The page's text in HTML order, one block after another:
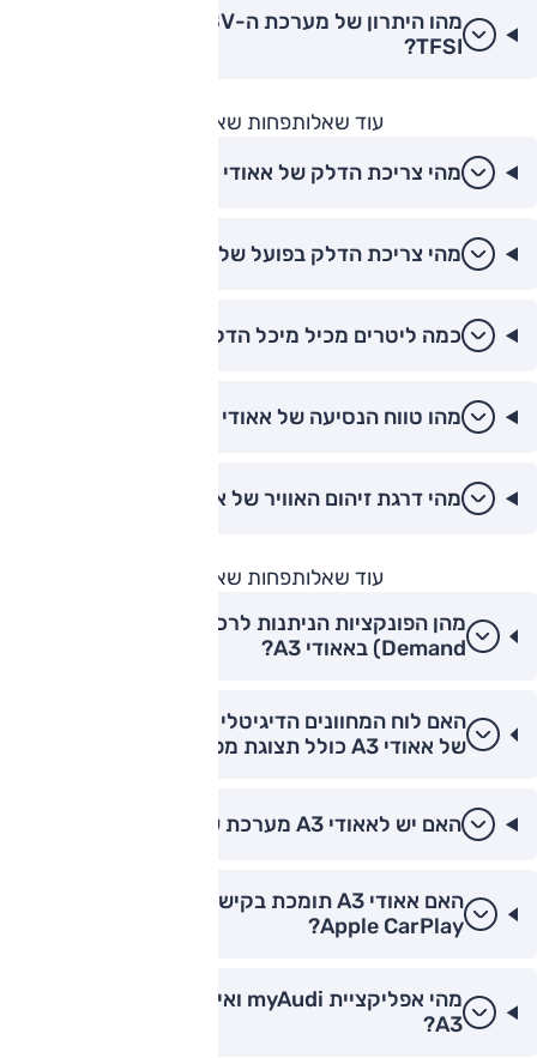
TFSI?
עוד שאלותפחות שאלות
מהי צריכת הדלק של אאודי A3?
מהי צריכת הדלק בפועל של אאודי A3?
כמה ליטרים מכיל מיכל הדלק של אאודי A3?
מהו טווח הנסיעה של אאודי A3 עם מיכל מלא?
מהי דרגת זיהום האוויר של אאודי A3?
עוד שאלותפחות שאלות
Demand) באאודי A3?
של אאודי A3 כולל תצוגת מפות?
האם יש לאאודי A3 מערכת שמע של Sonos?
האם אאודי A3 תומכת בקישוריות אלחוטית ל-
Apple CarPlay?
מהי אפליקציית myAudi ואיך היא עובדת עם אאודי
A3?